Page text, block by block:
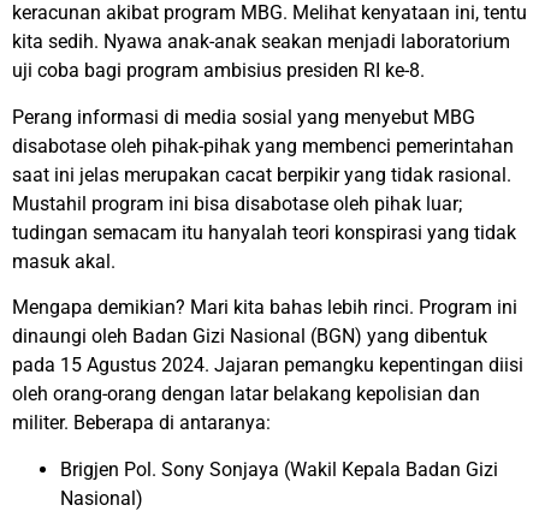
keracunan akibat program MBG. Melihat kenyataan ini, tentu
kita sedih. Nyawa anak-anak seakan menjadi laboratorium
uji coba bagi program ambisius presiden RI ke-8.
Perang informasi di media sosial yang menyebut MBG
disabotase oleh pihak-pihak yang membenci pemerintahan
saat ini jelas merupakan cacat berpikir yang tidak rasional.
Mustahil program ini bisa disabotase oleh pihak luar;
tudingan semacam itu hanyalah teori konspirasi yang tidak
masuk akal.
Mengapa demikian? Mari kita bahas lebih rinci. Program ini
dinaungi oleh Badan Gizi Nasional (BGN) yang dibentuk
pada 15 Agustus 2024. Jajaran pemangku kepentingan diisi
oleh orang-orang dengan latar belakang kepolisian dan
militer. Beberapa di antaranya:
Brigjen Pol. Sony Sonjaya (Wakil Kepala Badan Gizi
Nasional)